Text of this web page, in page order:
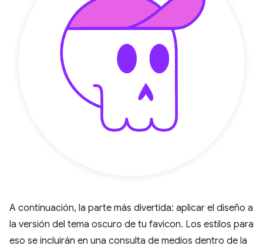
A continuación, la parte más divertida: aplicar el diseño a
la versión del tema oscuro de tu favicon. Los estilos para
eso se incluirán en una consulta de medios dentro de la